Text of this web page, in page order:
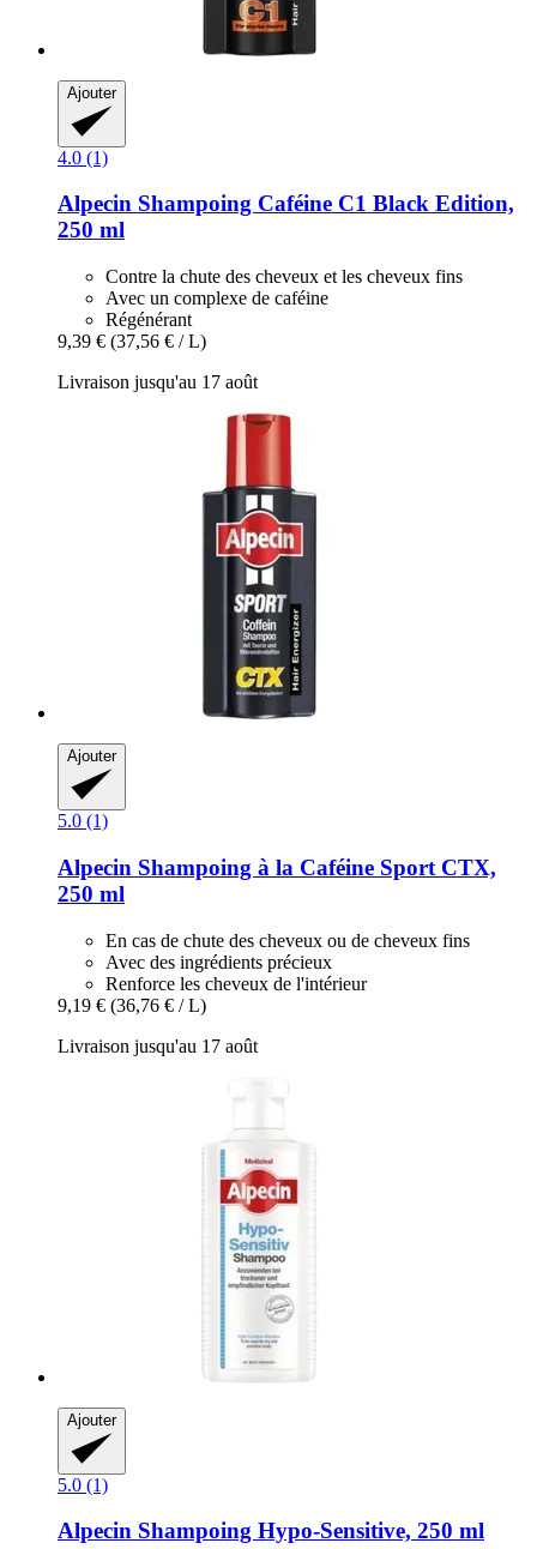
Ajouter
4.0 (1)
Alpecin Shampoing Caféine C1 Black Edition,
250 ml
Contre la chute des cheveux et les cheveux fins
Avec un complexe de caféine
Régénérant
9,39 € (37,56 € / L)
Livraison jusqu'au 17 août
Ajouter
5.0 (1)
Alpecin Shampoing à la Caféine Sport CTX,
250 ml
En cas de chute des cheveux ou de cheveux fins
Avec des ingrédients précieux
Renforce les cheveux de l'intérieur
9,19 € (36,76 € / L)
Livraison jusqu'au 17 août
Ajouter
5.0 (1)
Alpecin Shampoing Hypo-​Sensitive, 250 ml